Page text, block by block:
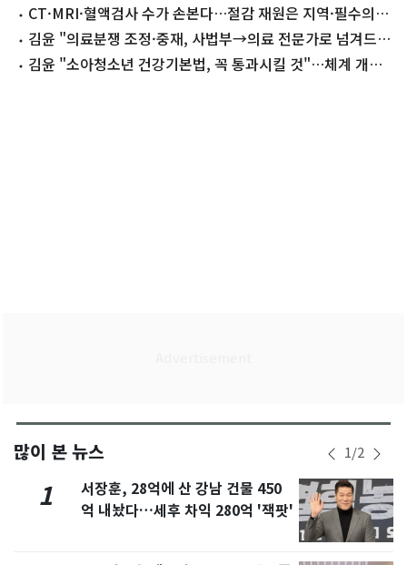
시동(종합)
CT·MRI·혈액검사 수가 손본다…절감 재원은 지역·필수의료
에 투입
김윤 "의료분쟁 조정·중재, 사법부→의료 전문가로 넘겨드릴
것"김윤 "소아청소년 건강기본법, 꼭 통과시킬 것"…체계 개선
많이 본 뉴스 1/2
1
서장훈, 28억에 산 강남 건물 450
억 내놨다…세후 차익 280억 '잭팟'